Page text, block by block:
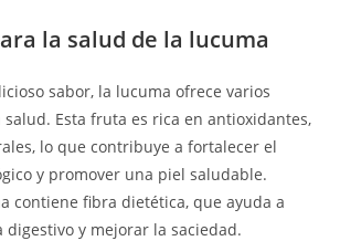
la salud de la lucuma
sabor, la lucuma ofrece varios
Esta fruta es rica en antioxidantes,
lo que contribuye a fortalecer el
y promover una piel saludable.
contiene fibra dietética, que ayuda a
digestivo y mejorar la saciedad.